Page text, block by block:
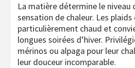
La matière détermine le niveau
sensation de chaleur. Les
particulièrement chaud et
longues soirées d’hiver.
mérinos ou alpaga pour leur
leur douceur incomparable.